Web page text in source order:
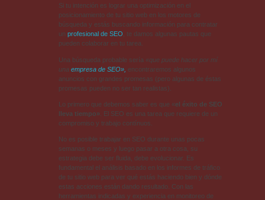
Si tu intención es lograr una optimización en el
posicionamiento de tu sitio web en los motores de
búsqueda y estás buscando información para contratar
un profesional de SEO, te damos algunas pautas que
pueden colaborar en tu tarea.
Una búsqueda probable sería «que puede hacer por mí
una empresa de SEO», encontraremos algunos
anuncios con grandes promesas (pero algunas de éstas
promesas pueden no ser tan realistas).
Lo primero que debemos saber es que « el éxito de SEO
lleva tiempo» . El SEO es una tarea que requiere de un
compromiso y trabajo contínuos.
No es posible trabajar en SEO durante unas pocas
semanas o meses y luego pasar a otra cosa, su
estrategia debe ser fluida, debe evolucionar. Es
fundamental el análisis basado en los informes de tráfico
de tu sitio web para ver qué estás haciendo bien y dónde
estas acciones están dando resultado. Con las
herramientas indicadas y experiencia en monitoreo de